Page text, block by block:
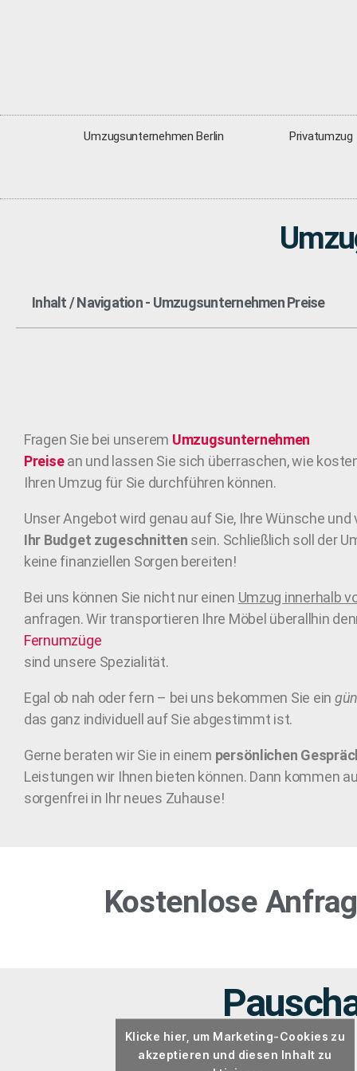
Umzugsunternehmen Berlin Privatumzug
Inhalt / Navigation - Umzugsunternehmen Preise
Fragen Sie bei unserem Umzugsunternehmen
Preisean und lassen Sie sich überraschen, wie
Ihren Umzug für Sie durchführen können.
Unser Angebot wird genau auf Sie, Ihre Wünsche und
Ihr Budget zugeschnitten sein. Schließlich soll der
keine finanziellen Sorgen bereiten!
Bei uns können Sie nicht nur einen Umzug innerhalb
anfragen. Wir transportieren Ihre Möbel überallhin
Fernumzüge
sind unsere Spezialität.
Egal ob nah oder fern – bei uns bekommen Sie ein
das ganz individuell auf Sie abgestimmt ist.
Gerne beraten wir Sie in einem persönlichen
Leistungen wir Ihnen bieten können. Dann kommen
sorgenfrei in Ihr neues Zuhause!
Kostenlose
Klicke hier, um Marketing-Cookies zu
akzeptieren und diesen Inhalt zu